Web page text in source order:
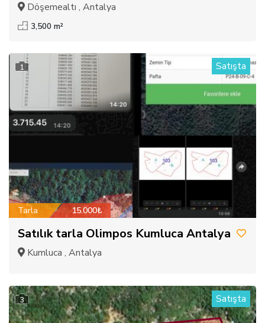
Döşemealtı , Antalya
3,500 m²
1 Satışta
Tarla 15.000₺
Satılık tarla Olimpos Kumluca Antalya
Kumluca , Antalya
3 Satışta